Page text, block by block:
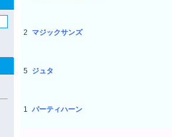
2 マジックサンズ
5 ジュタ
1 パーティハーン